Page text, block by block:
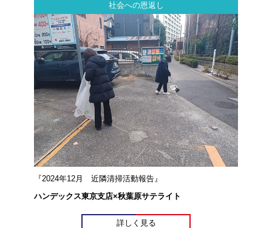
社会への恩返し
『2024年12月 近隣清掃活動報告』
ハンデックス東京支店×秋葉原サテライト
詳しく見る